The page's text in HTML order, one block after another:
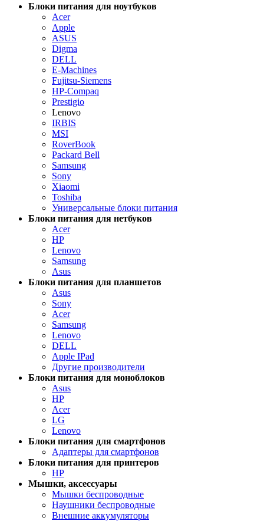
Блоки питания для ноутбуков
Acer
Apple
ASUS
Digma
DELL
E-Machines
Fujitsu-Siemens
HP-Compaq
Prestigio
Lenovo
IRBIS
MSI
RoverBook
Packard Bell
Samsung
Sony
Xiaomi
Toshiba
Универсальные блоки питания
Блоки питания для нетбуков
Acer
HP
Lenovo
Samsung
Asus
Блоки питания для планшетов
Asus
Sony
Acer
Samsung
Lenovo
DELL
Apple IPad
Другие производители
Блоки питания для моноблоков
Asus
HP
Acer
LG
Lenovo
Блоки питания для смартфонов
Адаптеры для смартфонов
Блоки питания для принтеров
HP
Мышки, аксессуары
Мышки беспроводные
Наушники беспроводные
Внешние аккумуляторы